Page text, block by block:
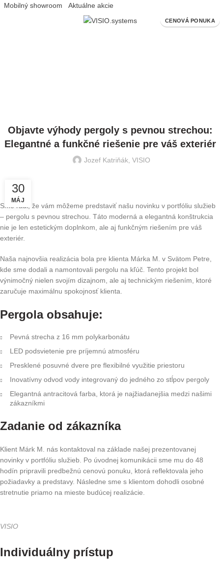
Mobilný showroom Aktuálne akcie
CENOVÁ PONUKA
Objavte výhody pergoly s pevnou strechou:
Elegantné a funkčné riešenie pre váš exteriér
Jozef Katriňák, VISIO
30
MÁJ
Sme radi, že vám môžeme predstaviť našu novinku v portfóliu služieb
– pergolu s pevnou strechou. Táto moderná a elegantná konštrukcia
nie je len estetickým doplnkom, ale aj funkčným riešením pre váš
exteriér.
Naša najnovšia realizácia bola pre klienta Márka M. v Svätom Petre,
kde sme dodali a namontovali pergolu na kľúč. Tento projekt bol
výnimočný nielen svojím dizajnom, ale aj technickým riešením, ktoré
zaručuje maximálnu spokojnosť klienta.
Pergola obsahuje:
Pevná strecha z 16 mm polykarbonátu
LED podsvietenie pre príjemnú atmosféru
Presklené posuvné dvere pre flexibilné využitie priestoru
Inovatívny odvod vody integrovaný do jedného zo stĺpov pergoly
Elegantná antracitová farba, ktorá je najžiadanejšia medzi našimi
zákazníkmi
Zadanie od zákazníka
Klient Márk M. nás kontaktoval na základe našej prezentovanej
novinky v portfóliu služieb. Po úvodnej komunikácii sme mu do 48
hodín pripravili predbežnú cenovú ponuku, ktorá reflektovala jeho
požiadavky a predstavy. Následne sme s klientom dohodli osobné
stretnutie priamo na mieste budúcej realizácie.
VISIO
Individuálny prístup